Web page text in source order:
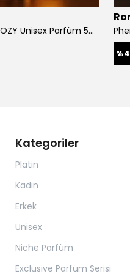
Pheromone APHROZY Unisex Parfüm 50ml
%
Kategoriler
Platin
Kadın
Erkek
Unisex
Niche Parfüm
Exclusive Parfüm Serisi